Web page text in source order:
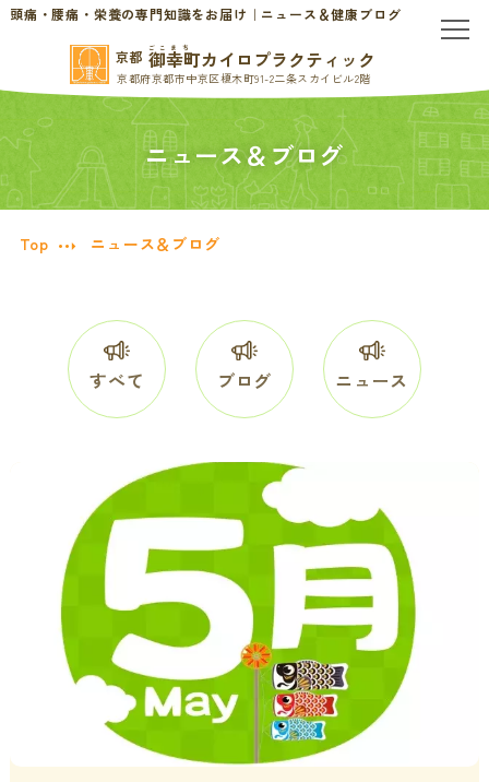
頭痛・腰痛・栄養の専門知識をお届け｜ニュース＆健康ブログ
京都 ごこまち
御幸町カイロプラクティック
京都府京都市中京区榎木町91-2二条スカイビル2階
TOP
当院のご案内
慢性的なお悩みの方へ
慢性的な頭痛・首こり
貧血・低血糖・疲れやすさ
オフィスワークの体の悩み
家事・育児でたまる体の疲れ
年齢とともに変わる体調サポート
血液検査でわかるあなたの健康サイン
患者様の声
分子栄養学/オーソモレキュラー
分子整合栄養医学／オーソモレキュラーとは
分子整合栄養医学／オーソモレキュラーの血液検査と栄養療法
体調不良で異常無しといわれてしまうのは？
はじめての栄養相談はこちら
提携医療機関
採用情報
ニュース＆ブログ
Top ニュース＆ブログ
すべて ブログ ニュース